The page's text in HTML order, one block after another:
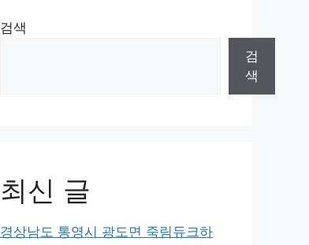
검색
검
색
최신 글
경상남도 통영시 광도면 죽림듀크하